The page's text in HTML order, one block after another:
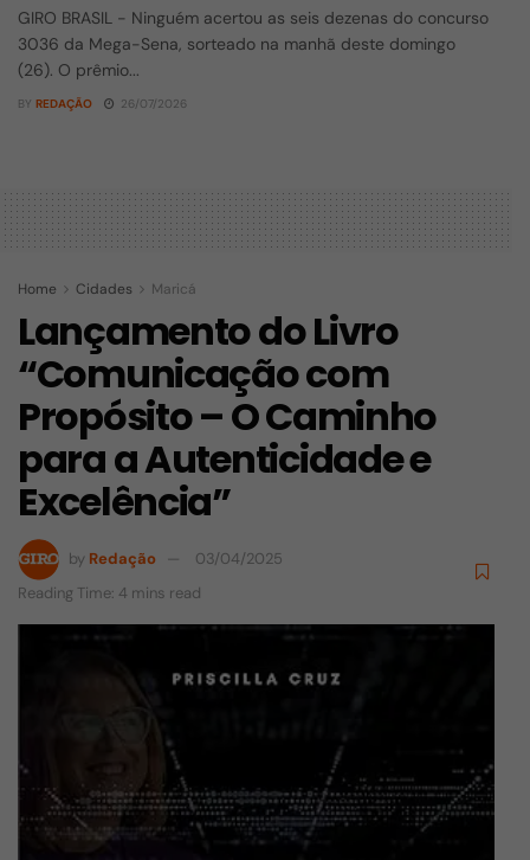
GIRO BRASIL - Ninguém acertou as seis dezenas do concurso
3036 da Mega-Sena, sorteado na manhã deste domingo
(26). O prêmio...
BY REDAÇÃO 26/07/2026
Home Cidades Maricá
Lançamento do Livro
“Comunicação com
Propósito – O Caminho
para a Autenticidade e
Excelência”
by Redação
03/04/2025
Reading Time: 4 mins read